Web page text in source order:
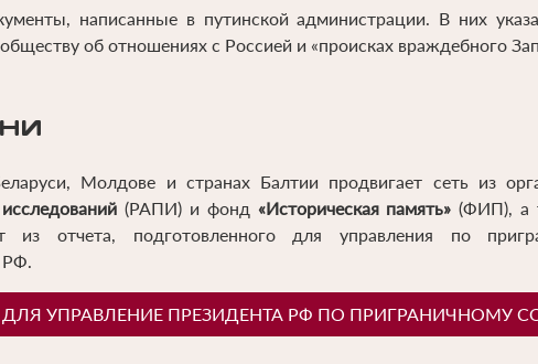
написанные в путинской администрации. В них
об отношениях с Россией и «происках враждебного
Молдове и странах Балтии продвигает сеть из
(РАПИ) и фонд «Историческая память» (ФИП), а
из отчета, подготовленного для управления по
РФ.
УПРАВЛЕНИЕ ПРЕЗИДЕНТА РФ ПО ПРИГРАНИЧНОМУ